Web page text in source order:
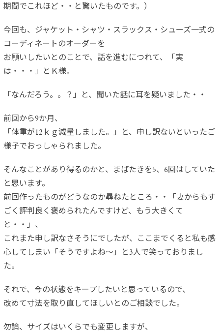
期間でこれほど・・と驚いたものです。）
今回も、ジャケット・シャツ・スラックス・シューズ一式の
コーディネートのオーダーを
お願いしたいとのことで、話を進むにつれて、「実
は・・・」とＫ様。
「なんだろう。。？」と、聞いた話に耳を疑いました・・
前回から9か月、
「体重が12ｋｇ減量しました。」と、申し訳ないといったご
様子でおっしゃられました。
そんなことがあり得るのかと、まばたきを5、6回はしていた
と思います。
前回作ったものがどうなのか尋ねたところ・・「妻からもす
ごく評判良く褒められたんですけど、もう大きくて
と・・」、
これまた申し訳なさそうにでしたが、ここまでくると私も感
心してしまい「そうですよね～」と3人で笑っておりまし
た。
それで、今の状態をキープしたいと思っているので、
改めて寸法を取り直してほしいとのご相談でした。
勿論、サイズはいくらでも変更しますが、